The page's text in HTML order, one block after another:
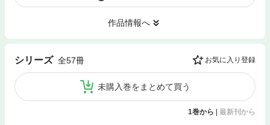
作品情報へ
シリーズ 全57冊 お気に入り登録
未購入巻をまとめて買う
1巻から | 最新刊から